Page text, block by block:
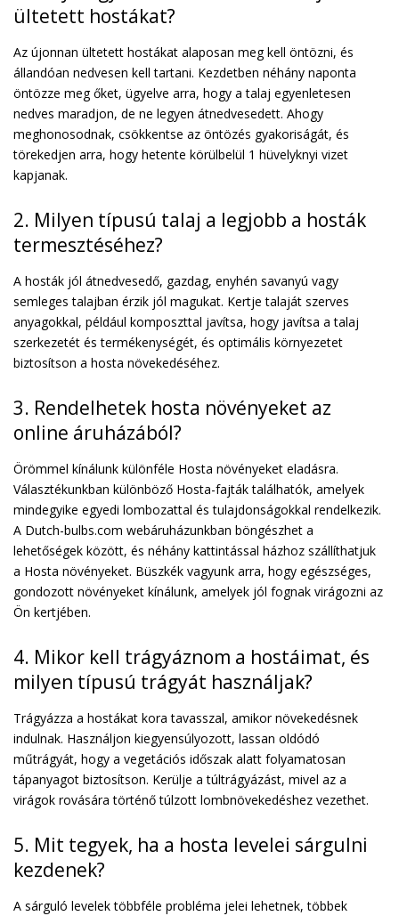
ültetett hostákat?
Az újonnan ültetett hostákat alaposan meg kell öntözni, és
állandóan nedvesen kell tartani. Kezdetben néhány naponta
öntözze meg őket, ügyelve arra, hogy a talaj egyenletesen
nedves maradjon, de ne legyen átnedvesedett. Ahogy
meghonosodnak, csökkentse az öntözés gyakoriságát, és
törekedjen arra, hogy hetente körülbelül 1 hüvelyknyi vizet
kapjanak.
2. Milyen típusú talaj a legjobb a hosták
termesztéséhez?
A hosták jól átnedvesedő, gazdag, enyhén savanyú vagy
semleges talajban érzik jól magukat. Kertje talaját szerves
anyagokkal, például komposzttal javítsa, hogy javítsa a talaj
szerkezetét és termékenységét, és optimális környezetet
biztosítson a hosta növekedéséhez.
3. Rendelhetek hosta növényeket az
online áruházából?
Örömmel kínálunk különféle Hosta növényeket eladásra.
Választékunkban különböző Hosta-fajták találhatók, amelyek
mindegyike egyedi lombozattal és tulajdonságokkal rendelkezik.
A Dutch-bulbs.com webáruházunkban böngészhet a
lehetőségek között, és néhány kattintással házhoz szállíthatjuk
a Hosta növényeket. Büszkék vagyunk arra, hogy egészséges,
gondozott növényeket kínálunk, amelyek jól fognak virágozni az
Ön kertjében.
4. Mikor kell trágyáznom a hostáimat, és
milyen típusú trágyát használjak?
Trágyázza a hostákat kora tavasszal, amikor növekedésnek
indulnak. Használjon kiegyensúlyozott, lassan oldódó
műtrágyát, hogy a vegetációs időszak alatt folyamatosan
tápanyagot biztosítson. Kerülje a túltrágyázást, mivel az a
virágok rovására történő túlzott lombnövekedéshez vezethet.
5. Mit tegyek, ha a hosta levelei sárgulni
kezdenek?
A sárguló levelek többféle probléma jelei lehetnek, többek